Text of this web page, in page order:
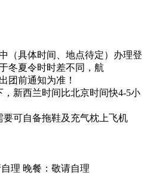
（具体时间、地点待定）办理登
冬夏令时时差不同，航
团前通知为准！
新西兰时间比北京时间快4-5小
要可自备拖鞋及充气枕上飞机
理 晚餐：敬请自理